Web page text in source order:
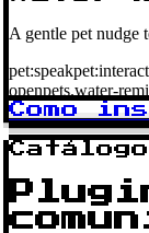
A gentle pet nudge
pet:speakpet:interact
openpets.water-
Como